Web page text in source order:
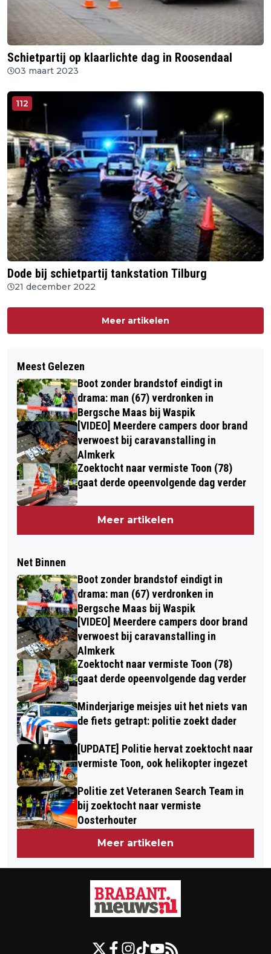
Schietpartij op klaarlichte dag in Roosendaal
03 maart 2023
112
Dode bij schietpartij tankstation Tilburg
21 december 2022
Meer artikelen
Meest Gelezen
Boot zonder brandstof eindigt in
drama: man (67) verdronken in
Bergsche Maas bij Waspik
[VIDEO] Meerdere campers door brand
verwoest bij caravanstalling in
Almkerk
Zoektocht naar vermiste Toon (78)
gaat derde opeenvolgende dag verder
Meer artikelen
Net Binnen
Boot zonder brandstof eindigt in
drama: man (67) verdronken in
Bergsche Maas bij Waspik
[VIDEO] Meerdere campers door brand
verwoest bij caravanstalling in
Almkerk
Zoektocht naar vermiste Toon (78)
gaat derde opeenvolgende dag verder
Minderjarige meisjes uit het niets van
de fiets getrapt: politie zoekt dader
[UPDATE] Politie hervat zoektocht naar
vermiste Toon, ook helikopter ingezet
Politie zet Veteranen Search Team in
bij zoektocht naar vermiste
Oosterhouter
Meer artikelen